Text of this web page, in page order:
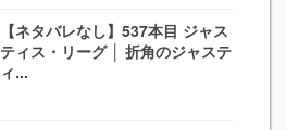
【ネタバレなし】537本目 ジャス
ティス・リーグ │ 折角のジャステ
ィ...